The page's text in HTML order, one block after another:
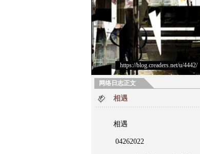
https://blog.creaders.net/u/4442/>
网络日志正文
相遇
相遇
04262022